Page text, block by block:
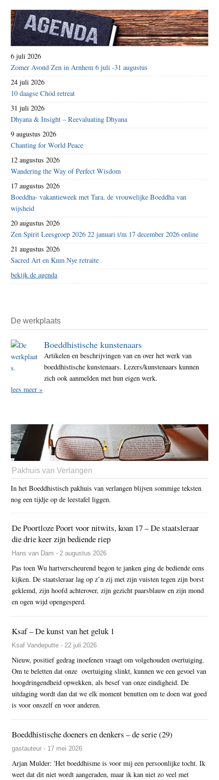
6 juli 2026
Zomer Avond Zen in Arnhem 6 juli -31 augustus
24 juli 2026
10 daagse Chöd retreat
31 juli 2026
Dhyana & Insight – Reevaluating Dhyana
9 augustus 2026
Chanting for World Peace
12 augustus 2026
Wandering the Way of Perfect Wisdom
17 augustus 2026
Boeddha- vakantieweek met Tara, de vrouwelijke Boeddha van
wijsheid
20 augustus 2026
Zen Spirit Leesgroep 2026 22 januari t/m 17 december 2026 online
21 augustus 2026
Sacred Art en Kum Nye retraite
bekijk de agenda
De werkplaats
Boeddhistische kunstenaars
Artikelen en beschrijvingen van en over het werk van
boeddhistische kunstenaars. Lezers/kunstenaars kunnen
zich ook aanmelden met hun eigen werk.
lees meer »
Pakhuis van Verlangen
In het Boeddhistisch pakhuis van verlangen blijven sommige teksten
nog een tijdje op de leestafel liggen.
De Poortloze Poort voor nitwits, koan 17 – De staatsleraar
die drie keer zijn bediende riep
Hans van Dam - 2 augustus 2026
Pas toen Wu hartverscheurend begon te janken ging de bediende eens
kijken. De staatsleraar lag op z’n zij met zijn vuisten tegen zijn borst
geklemd, zijn hoofd achterover, zijn gezicht paarsblauw en zijn mond
en ogen wijd opengesperd.
Ksaf – De kunst van het geluk 1
Ksaf Vandeputte - 22 juli 2026
Nieuw, positief gedrag inoefenen vraagt om volgehouden overtuiging.
Om te beletten dat onze overtuiging slinkt, kunnen we een gevoel van
hoogdringendheid opwekken, als besef van onze eindigheid. De
uitdaging wordt dan dat we elk moment benutten om te doen wat goed
is voor onszelf en voor anderen.
Boeddhistische doeners en denkers – de serie (29)
gastauteur - 17 mei 2026
Arjan Mulder: 'Het boeddhisme is voor mij een persoonlijke tocht. Ik
weet dat dit niet wordt aangeraden, maar ik kan niet zo veel met